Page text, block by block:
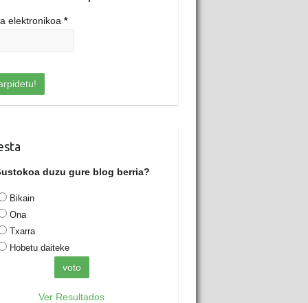
elektronikoa *
duzu gure blog berria?
Bikain
Ona
Txarra
Hobetu daiteke
Ver Resultados